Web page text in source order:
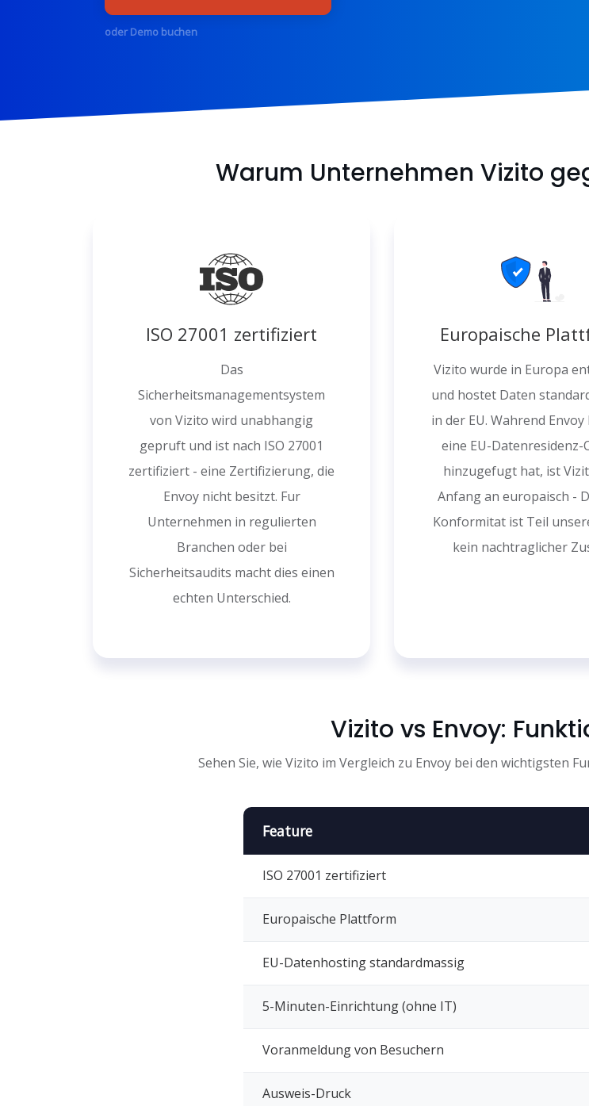
oder Demo buchen
Warum Unternehmen Vizito
ISO 27001 zertifiziert
Das
Sicherheitsmanagementsystem
von Vizito wird unabhangig
gepruft und ist nach ISO 27001
zertifiziert - eine Zertifizierung, die
Envoy nicht besitzt. Fur
Unternehmen in regulierten
Branchen oder bei
Sicherheitsaudits macht dies einen
echten Unterschied.
Europaische
Vizito wurde in Europa
und hostet Daten
in der EU. Wahrend
eine EU-Datenresidenz-
hinzugefugt hat, ist
Anfang an europaisch -
Konformitat ist Teil
kein nachtraglicher
Vizito vs Envoy:
Sehen Sie, wie Vizito im Vergleich zu Envoy bei den wichtigsten
Feature
ISO 27001 zertifiziert
Europaische Plattform
EU-Datenhosting standardmassig
5-Minuten-Einrichtung (ohne IT)
Voranmeldung von Besuchern
Ausweis-Druck